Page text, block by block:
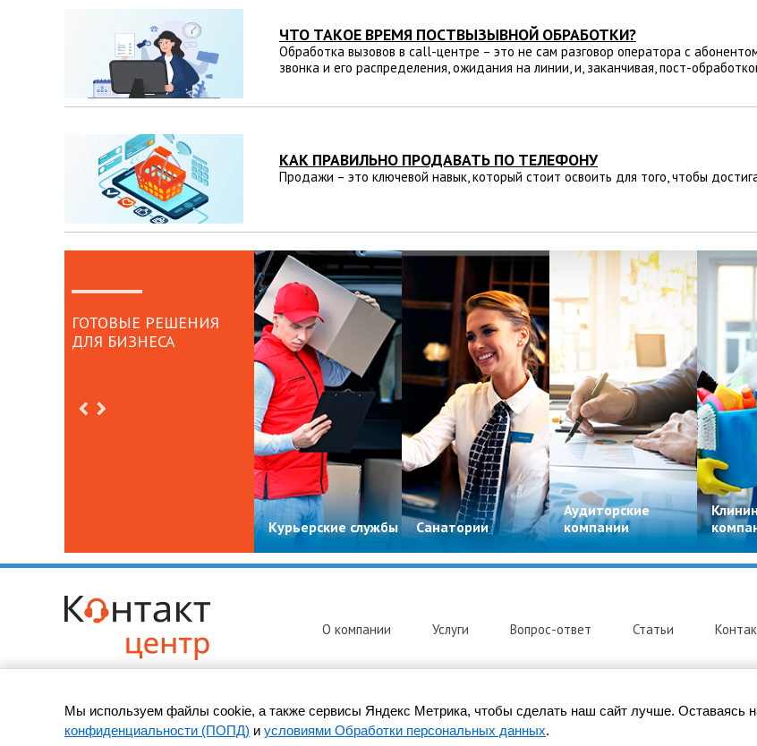
ЧТО ТАКОЕ ВРЕМЯ ПОСТВЫЗЫВНОЙ ОБРАБОТКИ?
Обработка вызовов в call-центре – это не сам разговор оператора с
звонка и его распределения, ожидания на линии, и, заканчивая, пост-
КАК ПРАВИЛЬНО ПРОДАВАТЬ ПО ТЕЛЕФОНУ
Продажи – это ключевой навык, который стоит освоить для того, чтобы
ГОТОВЫЕ РЕШЕНИЯ
ДЛЯ БИЗНЕСА
Курьерские службы Санатории
Аудиторские
компании
О компании Услуги Вопрос-ответ Статьи
© 2010-2026 ООО «Контакт-Центр» -колл-центр в Нижневартовске
Адрес: 628600, Нижневартовск, ул. Мира, д. 14, оф. 115
Мы используем файлы cookie, а также сервисы Яндекс Метрика, чтобы сделать наш сайт лучше. Оставаясь
конфиденциальности (ПОПД) и условиями Обработки персональных данных.